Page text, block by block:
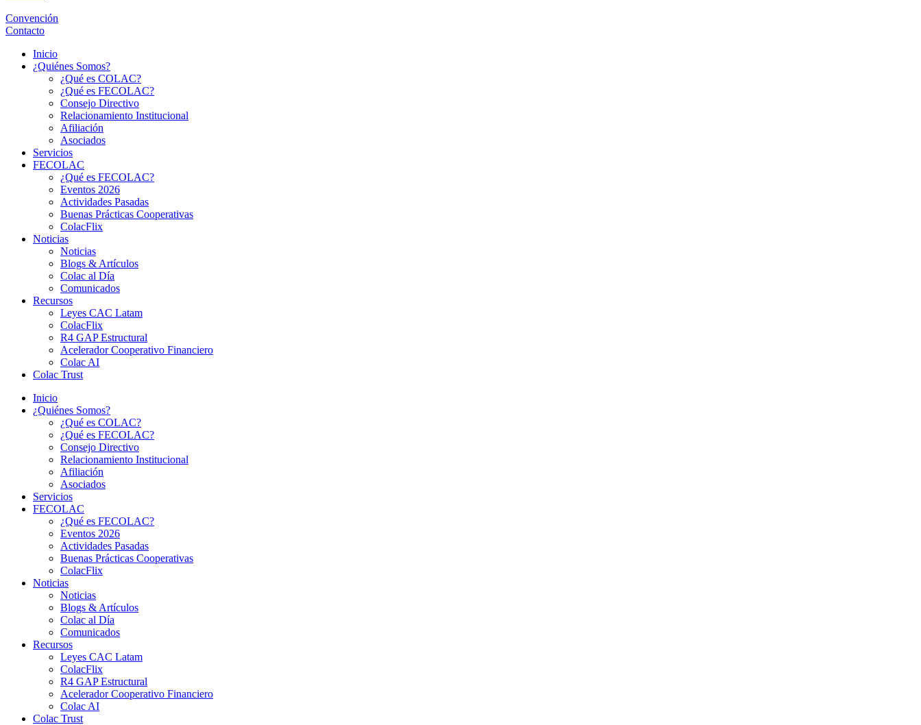
Convención
Contacto
Inicio
¿Quiénes Somos?
¿Qué es COLAC?
¿Qué es FECOLAC?
Consejo Directivo
Relacionamiento Institucional
Afiliación
Asociados
Servicios
FECOLAC
¿Qué es FECOLAC?
Eventos 2026
Actividades Pasadas
Buenas Prácticas Cooperativas
ColacFlix
Noticias
Noticias
Blogs & Artículos
Colac al Día
Comunicados
Recursos
Leyes CAC Latam
ColacFlix
R4 GAP Estructural
Acelerador Cooperativo Financiero
Colac AI
Colac Trust
Inicio
¿Quiénes Somos?
¿Qué es COLAC?
¿Qué es FECOLAC?
Consejo Directivo
Relacionamiento Institucional
Afiliación
Asociados
Servicios
FECOLAC
¿Qué es FECOLAC?
Eventos 2026
Actividades Pasadas
Buenas Prácticas Cooperativas
ColacFlix
Noticias
Noticias
Blogs & Artículos
Colac al Día
Comunicados
Recursos
Leyes CAC Latam
ColacFlix
R4 GAP Estructural
Acelerador Cooperativo Financiero
Colac AI
Colac Trust